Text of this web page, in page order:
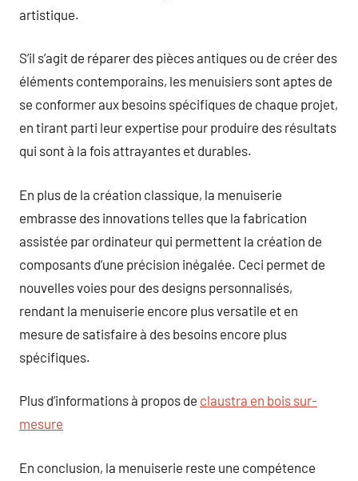
artistique.
S’il s’agit de réparer des pièces antiques ou de créer des
éléments contemporains, les menuisiers sont aptes de
se conformer aux besoins spécifiques de chaque projet,
en tirant parti leur expertise pour produire des résultats
qui sont à la fois attrayantes et durables.
En plus de la création classique, la menuiserie
embrasse des innovations telles que la fabrication
assistée par ordinateur qui permettent la création de
composants d’une précision inégalée. Ceci permet de
nouvelles voies pour des designs personnalisés,
rendant la menuiserie encore plus versatile et en
mesure de satisfaire à des besoins encore plus
spécifiques.
Plus d’informations à propos de claustra en bois sur-
mesure
En conclusion, la menuiserie reste une compétence